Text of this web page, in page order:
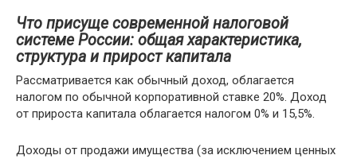
Что присуще современной налоговой
системе России: общая характеристика,
структура и прирост капитала
Рассматривается как обычный доход, облагается
налогом по обычной корпоративной ставке 20%. Доход
от прироста капитала облагается налогом 0% и 15,5%.
Доходы от продажи имущества (за исключением ценных